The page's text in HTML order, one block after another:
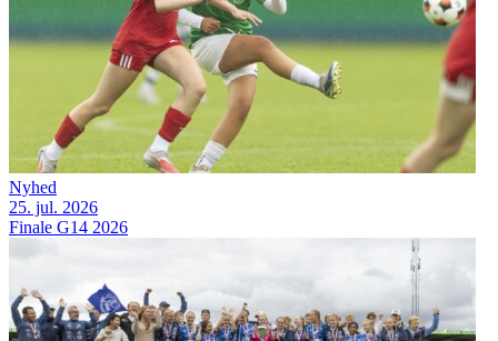
Nyhed
25. jul. 2026
Finale G14 2026